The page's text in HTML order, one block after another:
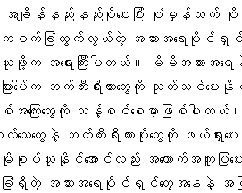
အချိန်နည်းနည်းပိုပေးပြီး ပုံမှန်ထက်
ဝက်ခြံထွက်လွယ်တဲ့ အသားအရေပိုင်ရှင်မ
ဖို့က အရေးကြီးပါတယ်။ မိမိအသားအရ
ြားပေါ်က ဘက်တီးရီးယားတွေကို သုတ်သင်ပေ
အကြေးတွေကို သန့်စင်စေမှာဖြစ်ပါတယ်
လ်သေတွေ နဲ့ ဘက်တီးရီးယားပိုးတွေကို ဖယ်ရှားပ
ပ်ယူနိုင်အောင်လည်း အထောက်အကူပြုပေး
ြံရှိတဲ့ အသားအရေပိုင်ရှင်တွေအနေနဲ့ အပြင်